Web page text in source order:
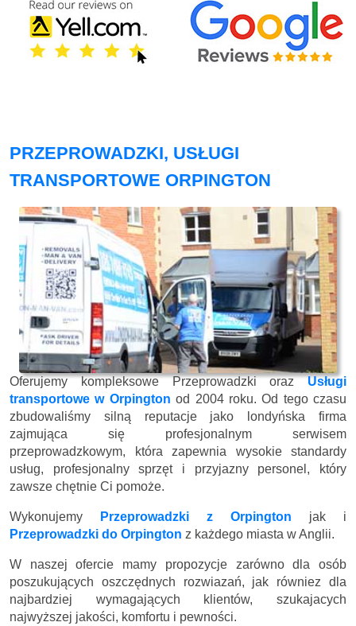
PRZEPROWADZKI, USŁUGI
TRANSPORTOWE ORPINGTON
Oferujemy kompleksowe Przeprowadzki orazUsługi
transportowe w Orpington od 2004 roku. Od tego czasu
zbudowaliśmy silną reputacje jako londyńska firma
zajmująca się profesjonalnym serwisem
przeprowadzkowym, która zapewnia wysokie standardy
usług, profesjonalny sprzęt i przyjazny personel, który
zawsze chętnie Ci pomoże.
Wykonujemy Przeprowadzki z Orpington jak i
Przeprowadzki do Orpington z każdego miasta w Anglii.
W naszej ofercie mamy propozycje zarówno dla osób
poszukujących oszczędnych rozwiazań, jak równiez dla
najbardziej wymagających klientów, szukajacych
najwyższej jakości, komfortu i pewności.